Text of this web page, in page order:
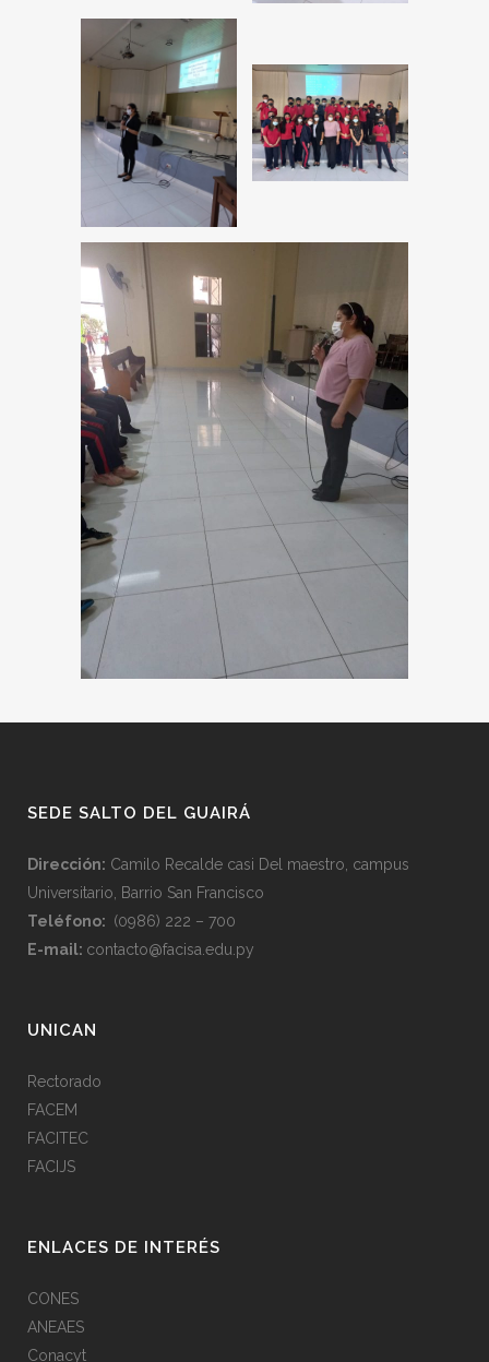
SEDE SALTO DEL GUAIRÁ
Dirección: Camilo Recalde casi Del maestro, campus
Universitario, Barrio San Francisco
Teléfono: (0986) 222 – 700
E-mail: contacto@facisa.edu.py
UNICAN
Rectorado
FACEM
FACITEC
FACIJS
ENLACES DE INTERÉS
CONES
ANEAES
Conacyt